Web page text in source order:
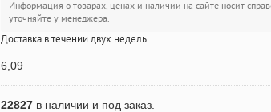
Информация о товарах, ценах и наличии на сайте носит
уточняйте у менеджера.
Доставка в течении двух недель
6,09
22827 в наличии и под заказ.